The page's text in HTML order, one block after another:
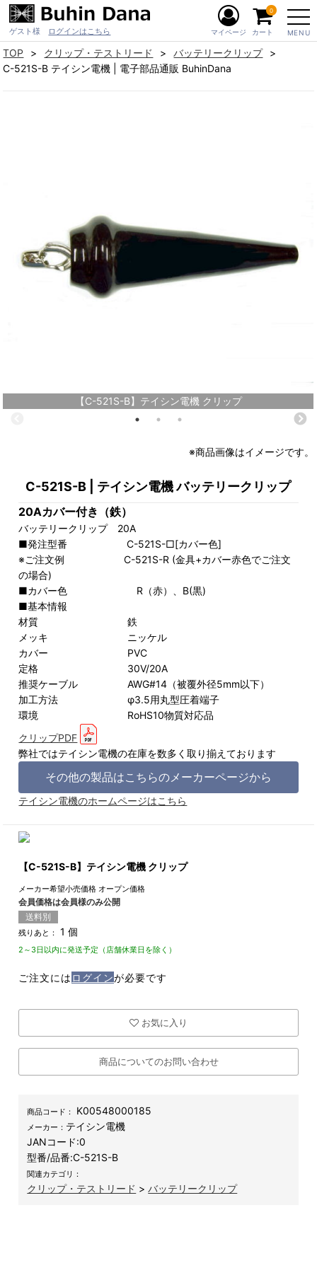
ゲスト様 ログインはこちら MENU
マイページ カート
0
TOP クリップ・テストリード
バッテリークリップ
C-521S-B テイシン電機 | 電子部品通販 BuhinDana
【C-521S-B】テイシン電機 クリップ
※商品画像はイメージです。
C-521S-B | テイシン電機 バッテリークリップ
20Aカバー付き（鉄）
バッテリークリップ 20A
■発注型番 C-521S-□[カバー色]
※ご注文例 C-521S-R (金具+カバー赤色でご注文
の場合)
■カバー色 R（赤）、B(黒)
■基本情報
材質 鉄
メッキ ニッケル
カバー PVC
定格 30V/20A
推奨ケーブル AWG#14（被覆外径5mm以下）
加工方法 φ3.5用丸型圧着端子
環境 RoHS10物質対応品
クリップPDF
弊社ではテイシン電機の在庫を数多く取り揃えております
その他の製品はこちらのメーカーページから
テイシン電機のホームページはこちら
【C-521S-B】テイシン電機 クリップ
メーカー希望小売価格 オープン価格
会員価格は会員様のみ公開
送料別
残りあと： 1 個
2～3日以内に発送予定（店舗休業日を除く）
ご注文には ログインが必要です
お気に入り
商品についてのお問い合わせ
商品コード： K00548000185
メーカー： テイシン電機
JANコード:0
型番/品番:C-521S-B
関連カテゴリ：
クリップ・テストリード >バッテリークリップ